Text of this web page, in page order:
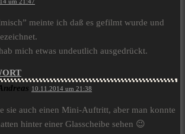
meinte ich daß es gefilmt wurde und
mich etwas undeutlich ausgedrückt.
10.11.2014 um 21:38
sie auch einen Mini-Auftritt, aber man konnte
hinter einer Glasscheibe sehen 😉